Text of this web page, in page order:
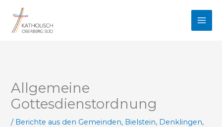
Inhalt
springen
Allgemeine
Gottesdienstordnung
/ Berichte aus den Gemeinden, Bielstein, Denklingen,